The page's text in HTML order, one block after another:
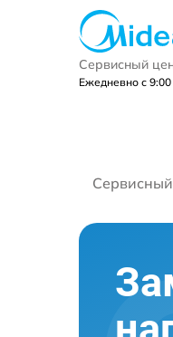
Сервисный
Ежедневно с